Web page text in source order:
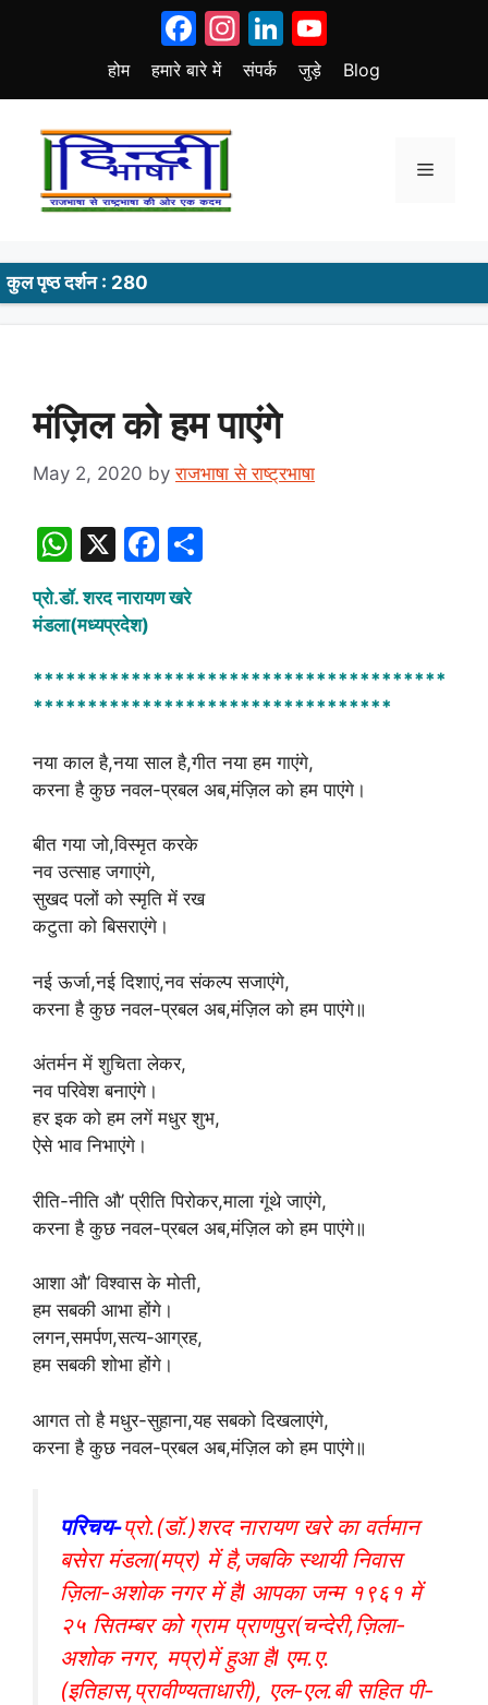
Facebook
Instagram
LinkedIn
होम हमारे बारे में संपर्क जुड़े Blog
Menu
कुल पृष्ठ दर्शन : 280
मंज़िल को हम पाएंगे
May 2, 2020 byराजभाषा से राष्ट्रभाषा
W
h
at
s
A
p
p
X
F
c
b
o
o
k
प्रो.डॉ. शरद नारायण खरे
मंडला(मध्यप्रदेश)
**************************************
*********************************
नया काल है,नया साल है,गीत नया हम गाएंगे,
करना है कुछ नवल-प्रबल अब,मंज़िल को हम पाएंगे।
बीत गया जो,विस्मृत करके
नव उत्साह जगाएंगे,
सुखद पलों को स्मृति में रख
कटुता को बिसराएंगे।
नई ऊर्जा,नई दिशाएं,नव संकल्प सजाएंगे,
करना है कुछ नवल-प्रबल अब,मंज़िल को हम पाएंगे॥
अंतर्मन में शुचिता लेकर,
नव परिवेश बनाएंगे।
हर इक को हम लगें मधुर शुभ,
ऐसे भाव निभाएंगे।
रीति-नीति औ’ प्रीति पिरोकर,माला गूंथे जाएंगे,
करना है कुछ नवल-प्रबल अब,मंज़िल को हम पाएंगे॥
आशा औ’ विश्वास के मोती,
हम सबकी आभा होंगे।
लगन,समर्पण,सत्य-आग्रह,
हम सबकी शोभा होंगे।
आगत तो है मधुर-सुहाना,यह सबको दिखलाएंगे,
करना है कुछ नवल-प्रबल अब,मंज़िल को हम पाएंगे॥
परिचय-प्रो.(डॉ.)शरद नारायण खरे का वर्तमान
बसेरा मंडला(मप्र) में है,जबकि स्थायी निवास
ज़िला-अशोक नगर में हैl आपका जन्म १९६१ में
२५ सितम्बर को ग्राम प्राणपुर(चन्देरी,ज़िला-
अशोक नगर, मप्र)में हुआ हैl एम.ए.
(इतिहास,प्रावीण्यताधारी), एल-एल.बी सहित पी-